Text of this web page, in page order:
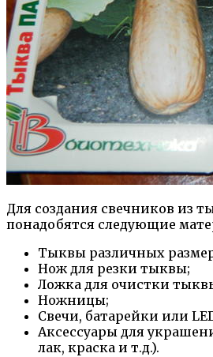
Для создания свечников из
понадобятся следующие
Тыквы различных
Нож для резки тыквы;
Ложка для очистки
Ножницы;
Свечи, батарейки или
Аксессуары для
лак, краска и т.д.).